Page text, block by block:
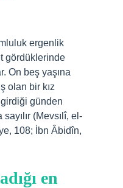
ergenlik
gördüklerinde
On beş yaşına
olan bir kız
günden
(Mevsılî, el-
108; İbn Âbidîn,
en